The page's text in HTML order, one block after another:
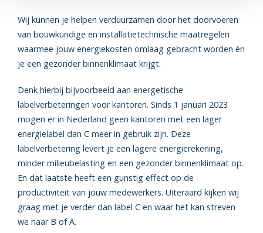
Wij kunnen je helpen verduurzamen door het doorvoeren
van bouwkundige en installatietechnische maatregelen
waarmee jouw energiekosten omlaag gebracht worden én
je een gezonder binnenklimaat krijgt.
Denk hierbij bijvoorbeeld aan energetische
labelverbeteringen voor kantoren. Sinds 1 januari 2023
mogen er in Nederland geen kantoren met een lager
energielabel dan C meer in gebruik zijn. Deze
labelverbetering levert je een lagere energierekening,
minder milieubelasting en een gezonder binnenklimaat op.
En dat laatste heeft een gunstig effect op de
productiviteit van jouw medewerkers. Uiteraard kijken wij
graag met je verder dan label C en waar het kan streven
we naar B of A.